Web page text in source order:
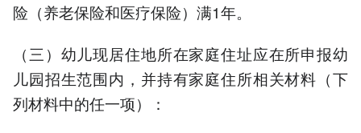
险（养老保险和医疗保险）满1年。
（三）幼儿现居住地所在家庭住址应在所申报幼
儿园招生范围内，并持有家庭住所相关材料（下
列材料中的任一项）：